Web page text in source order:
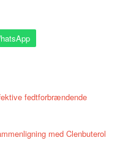
fedtforbrændende
med Clenbuterol